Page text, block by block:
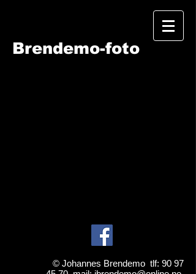
Brendemo-foto
© Johannes Brendemo tlf: 90 97